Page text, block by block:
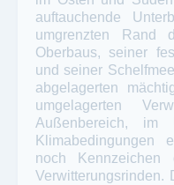
auftauchende
umgrenzten Rand
Oberbaus, seiner
und seiner
abgelagerten
umgelagerten
Außenbereich, im
Klimabedingungen
noch Kennzeichen
Verwitterungsrinden.